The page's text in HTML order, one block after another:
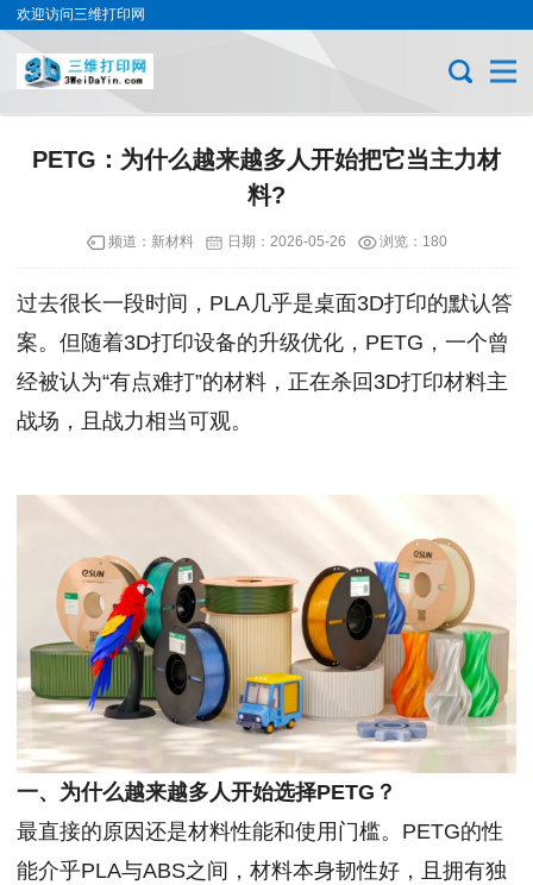
欢迎访问三维打印网
PETG：为什么越来越多人开始把它当主力材
料?
频道： 新材料 日期： 2026-05-26 浏览：180
过去很长一段时间，PLA几乎是桌面3D打印的默认答
案。但随着3D打印设备的升级优化，PETG，一个曾
经被认为“有点难打”的材料，正在杀回3D打印材料主
战场，且战力相当可观。
一、为什么越来越多人开始选择PETG？
最直接的原因还是材料性能和使用门槛。PETG的性
能介乎PLA与ABS之间，材料本身韧性好，且拥有独